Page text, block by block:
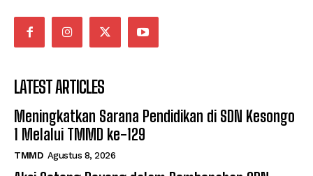
LATEST ARTICLES
Meningkatkan Sarana Pendidikan di SDN Kesongo
1 Melalui TMMD ke-129
TMMD Agustus 8, 2026